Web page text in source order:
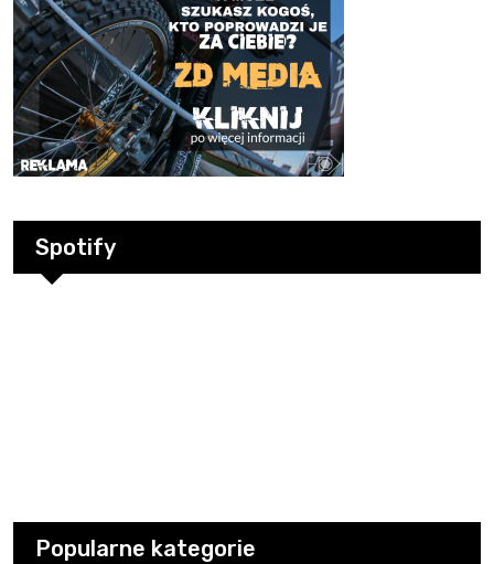
Spotify
Popularne kategorie